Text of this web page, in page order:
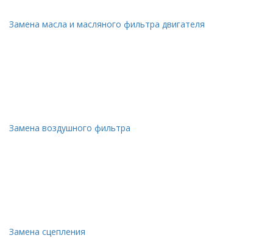
Замена масла и масляного фильтра двигателя
Замена воздушного фильтра
Замена сцепления